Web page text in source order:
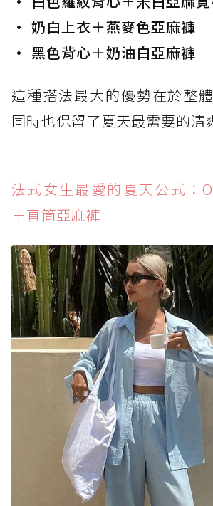
• 奶白上衣＋燕麥色亞麻褲
• 黑色背心＋奶油白亞麻褲
這種搭法最大的優勢在於整
同時也保留了夏天最需要的清
法式女生最愛的夏天公式：
＋直筒亞麻褲